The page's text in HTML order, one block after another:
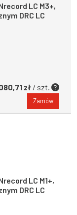
LC M3+,
DRC LC
zł / szt.
Zamów
LC M1+,
DRC LC